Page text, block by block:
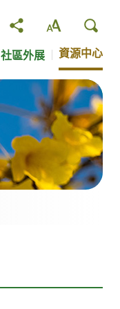
社區外展 資源中心